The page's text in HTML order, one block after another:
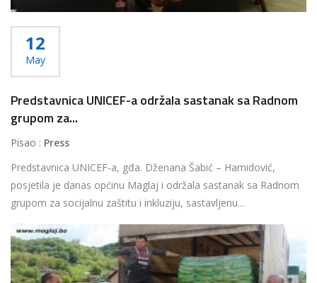
12
May
Predstavnica UNICEF-a održala sastanak sa Radnom
grupom za...
Pisao : Press
Predstavnica UNICEF-a, gđa. Dženana Šabić – Hamidović,
posjetila je danas općinu Maglaj i održala sastanak sa Radnom
grupom za socijalnu zaštitu i inkluziju, sastavljenu...
Više...